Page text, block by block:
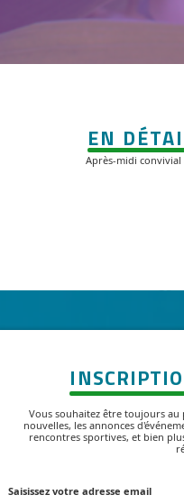
EN
Après-midi
Vous souhaitez être toujours
nouvelles, les annonces
rencontres sportives, et bien
Saisissez votre adresse email